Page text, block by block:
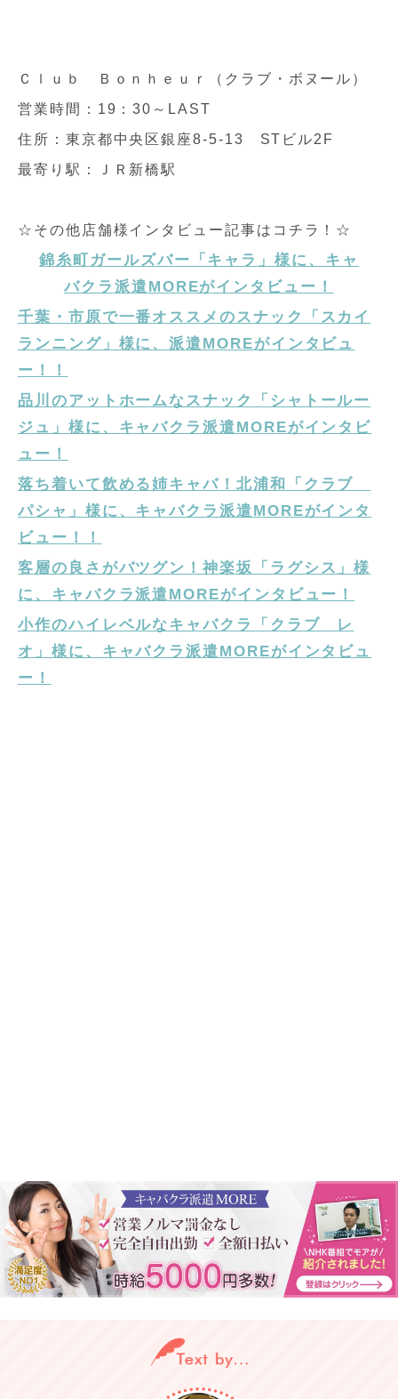
Ｃｌｕｂ Ｂｏｎｈｅｕｒ（クラブ・ボヌール）
営業時間：19：30～LAST
住所：東京都中央区銀座8-5-13 STビル2F
最寄り駅：ＪＲ新橋駅
☆その他店舗様インタビュー記事はコチラ！☆
錦糸町ガールズバー「キャラ」様に、キャ
バクラ派遣MOREがインタビュー！
千葉・市原で一番オススメのスナック「スカイ
ランニング」様に、派遣MOREがインタビュ
ー！！
品川のアットホームなスナック「シャトールー
ジュ」様に、キャバクラ派遣MOREがインタビ
ュー！
落ち着いて飲める姉キャバ！北浦和「クラブ
パシャ」様に、キャバクラ派遣MOREがインタ
ビュー！！
客層の良さがバツグン！神楽坂「ラグシス」様
に、キャバクラ派遣MOREがインタビュー！
小作のハイレベルなキャバクラ「クラブ レ
オ」様に、キャバクラ派遣MOREがインタビュ
ー！